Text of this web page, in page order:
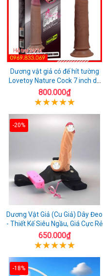
Dương vật giả có đế hít tường
Lovetoy Nature Cock 7 inch da
đen
800.000₫
-20%
Dương Vật Giả (Cu Giả) Dây Đeo
- Thiết Kế Siêu Ngầu, Giá Cực Rẻ
650.000₫
-18%